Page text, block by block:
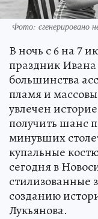
Фото: сгенерировано
В ночь с 6 на 7
праздник
большинства
пламя и
увлечен
получить шанс
минувших
купальные
сегодня в
стилизованные
созданию
Лукьянова.